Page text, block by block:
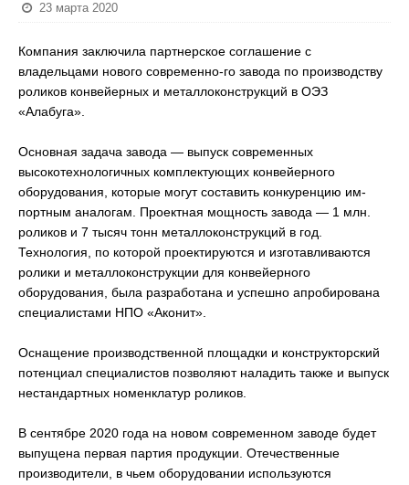
23 марта 2020
Компания заключила партнерское соглашение с
владельцами нового современно-го завода по производству
роликов конвейерных и металлоконструкций в ОЭЗ
«Алабуга».
Основная задача завода — выпуск современных
высокотехнологичных комплектующих конвейерного
оборудования, которые могут составить конкуренцию им-
портным аналогам. Проектная мощность завода — 1 млн.
роликов и 7 тысяч тонн металлоконструкций в год.
Технология, по которой проектируются и изготавливаются
ролики и металлоконструкции для конвейерного
оборудования, была разработана и успешно апробирована
специалистами НПО «Аконит».
Оснащение производственной площадки и конструкторский
потенциал специалистов позволяют наладить также и выпуск
нестандартных номенклатур роликов.
В сентябре 2020 года на новом современном заводе будет
выпущена первая партия продукции. Отечественные
производители, в чьем оборудовании используются